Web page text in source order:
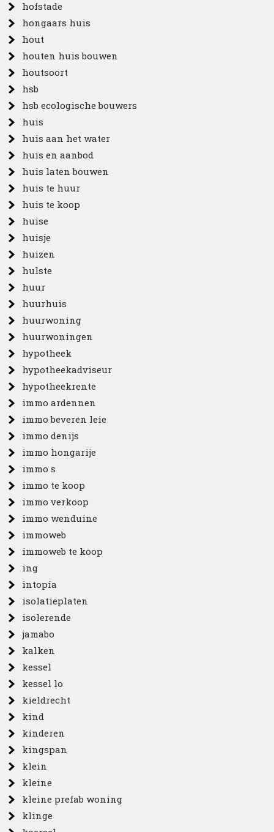
hofstade
hongaars huis
hout
houten huis bouwen
houtsoort
hsb
hsb ecologische bouwers
huis
huis aan het water
huis en aanbod
huis laten bouwen
huis te huur
huis te koop
huise
huisje
huizen
hulste
huur
huurhuis
huurwoning
huurwoningen
hypotheek
hypotheekadviseur
hypotheekrente
immo ardennen
immo beveren leie
immo denijs
immo hongarije
immo s
immo te koop
immo verkoop
immo wenduine
immoweb
immoweb te koop
ing
intopia
isolatieplaten
isolerende
jamabo
kalken
kessel
kessel lo
kieldrecht
kind
kinderen
kingspan
klein
kleine
kleine prefab woning
klinge